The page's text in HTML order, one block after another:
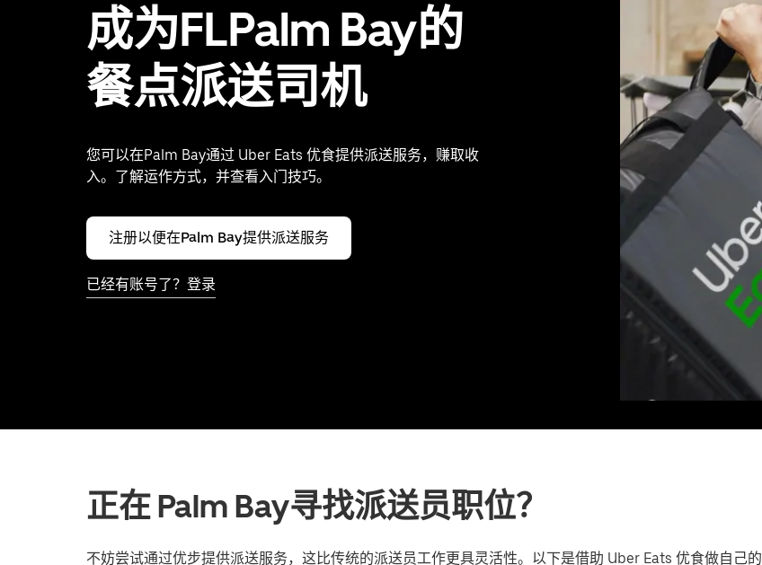
成为FLPalm Bay的
餐点派送司机
您可以在Palm Bay通过 Uber Eats 优食提供派送服务，赚取收
入。了解运作方式，并查看入门技巧。
注册以便在Palm Bay提供派送服务
已经有账号了？登录
正在 Palm Bay寻找派送员职位？
不妨尝试通过优步提供派送服务，这比传统的派送员工作更具灵活性。以下是借助 Uber Eats 优食做自己的